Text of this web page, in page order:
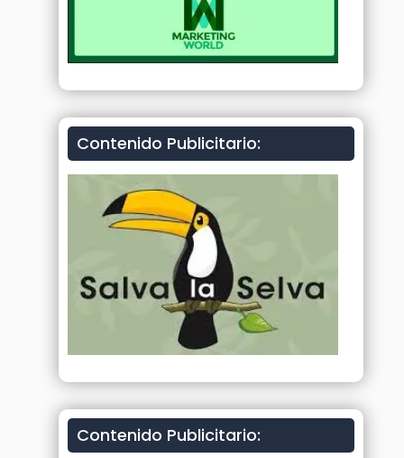
Contenido Publicitario:
Contenido Publicitario: